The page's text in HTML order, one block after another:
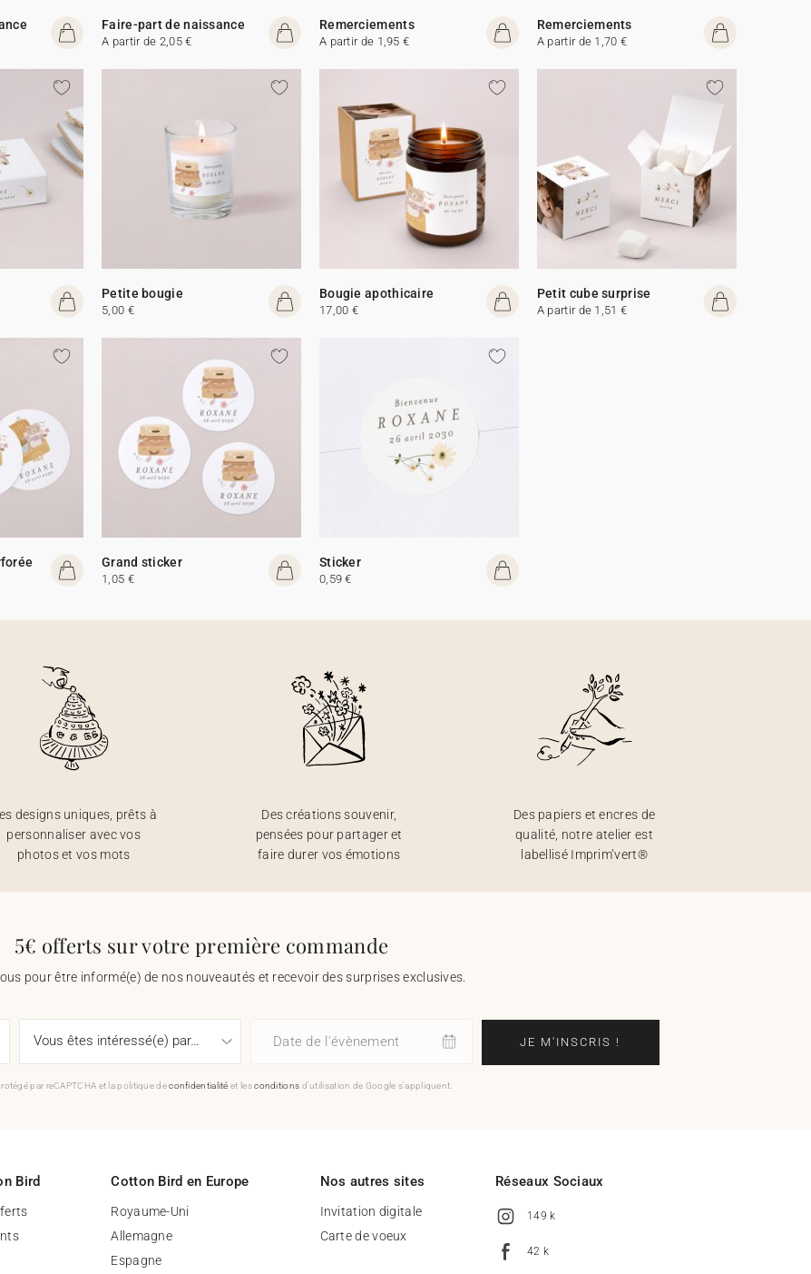
Faire-part de naissance
A partir de 2,05 €
Remerciements
A partir de 1,95 €
Remerciements
A partir de 1,70 €
Petite bougie
5,00 €
Bougie apothicaire
17,00 €
Petit cube surprise
A partir de 1,51 €
Grand sticker
1,05 €
Sticker
0,59 €
designs uniques, prêts à
personnaliser avec vos
photos et vos mots
Des créations souvenir,
pensées pour partager et
faire durer vos émotions
Des papiers et encres de
qualité, notre atelier est
labellisé Imprim’vert®
5€ offerts sur votre première commande
pour être informé(e) de nos nouveautés et recevoir des surprises exclusives.
Date de l'évènement JE M'INSCRIS !
par reCAPTCHA et la politique deconfidentialité et lesconditions d'utilisation de Google s'appliquent.
Bird Cotton Bird en Europe
Royaume-Uni
Allemagne
Espagne
Nos autres sites
Invitation digitale
Carte de voeux
Réseaux Sociaux
149 k
42 k